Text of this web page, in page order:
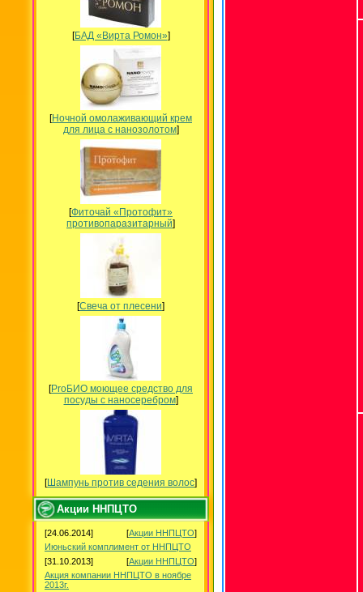
[БАД «Вирта Ромон»]
[Ночной омолаживающий крем
для лица с нанозолотом]
[Фиточай «Протофит»
противопаразитарный]
[Свеча от плесени]
[ProБИО моющее средство для
посуды c наносеребром]
[Шампунь против седения волос]
Акции ННПЦТО
[24.06.2014] [Акции ННПЦТО]
Июньский комплимент от ННПЦТО
[31.10.2013]
[Акции ННПЦТО]
Акция компании ННПЦТО в ноябре
2013г.